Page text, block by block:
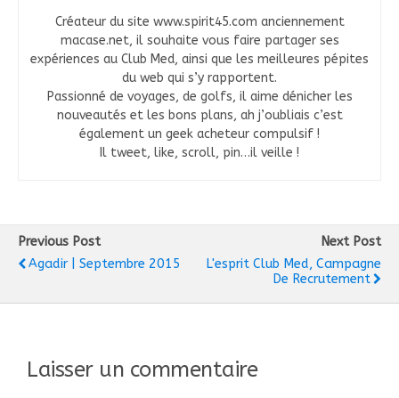
Créateur du site www.spirit45.com anciennement
macase.net, il souhaite vous faire partager ses
expériences au Club Med, ainsi que les meilleures pépites
du web qui s’y rapportent.
Passionné de voyages, de golfs, il aime dénicher les
nouveautés et les bons plans, ah j’oubliais c’est
également un geek acheteur compulsif !
Il tweet, like, scroll, pin…il veille !
Previous Post
Agadir | Septembre 2015
Next Post
L'esprit Club Med, Campagne
De Recrutement
Laisser un commentaire